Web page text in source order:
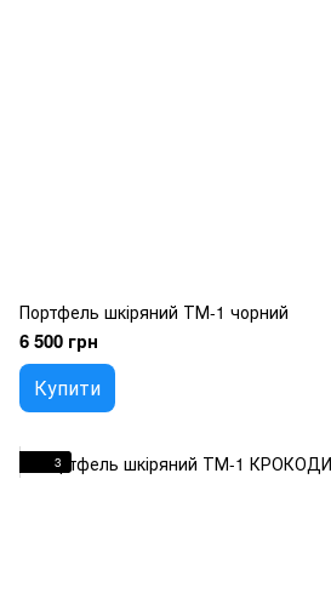
Портфель шкіряний ТМ-1 чорний
6 500 грн
Купити
3